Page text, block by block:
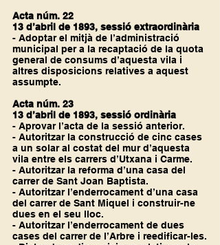
Acta núm. 22
13 d’abril de 1893, sessió extraordinària
- Adoptar el mitjà de l’administració
municipal per a la recaptació de la quota
general de consums d’aquesta vila i
altres disposicions relatives a aquest
assumpte.
Acta núm. 23
13 d’abril de 1893, sessió ordinària
- Aprovar l’acta de la sessió anterior.
- Autoritzar la construcció de cinc cases
a un solar al costat del mur d’aquesta
vila entre els carrers d’Utxana i Carme.
- Autoritzar la reforma d’una casa del
carrer de Sant Joan Baptista.
- Autoritzar l’enderrocament d’una casa
del carrer de Sant Miquel i construir-ne
dues en el seu lloc.
- Autoritzar l’enderrocament de dues
cases del carrer de l’Arbre i reedificar-les.